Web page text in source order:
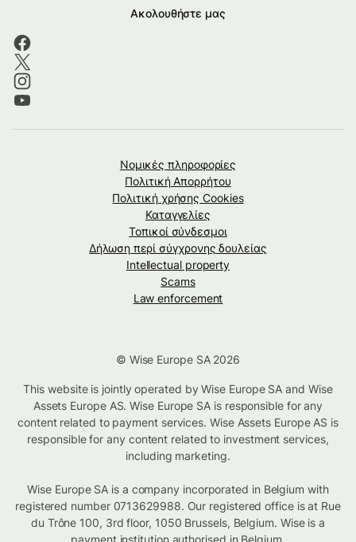
Ακολουθήστε μας
Νομικές πληροφορίες
Πολιτική Απορρήτου
Πολιτική χρήσης Cookies
Καταγγελίες
Τοπικοί σύνδεσμοι
Δήλωση περί σύγχρονης δουλείας
Intellectual property
Scams
Law enforcement
© Wise Europe SA 2026
This website is jointly operated by Wise Europe SA and Wise
Assets Europe AS. Wise Europe SA is responsible for any
content related to payment services. Wise Assets Europe AS is
responsible for any content related to investment services,
including marketing.
Wise Europe SA is a company incorporated in Belgium with
registered number 0713629988. Our registered office is at Rue
du Trône 100, 3rd floor, 1050 Brussels, Belgium. Wise is a